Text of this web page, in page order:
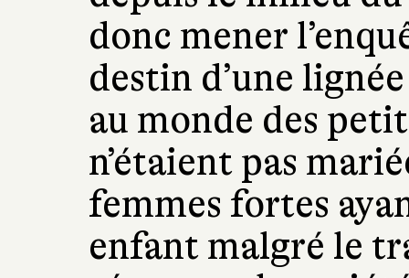
donc mener
destin d’une
au monde des
n’étaient pas
femmes fortes
enfant malgré le